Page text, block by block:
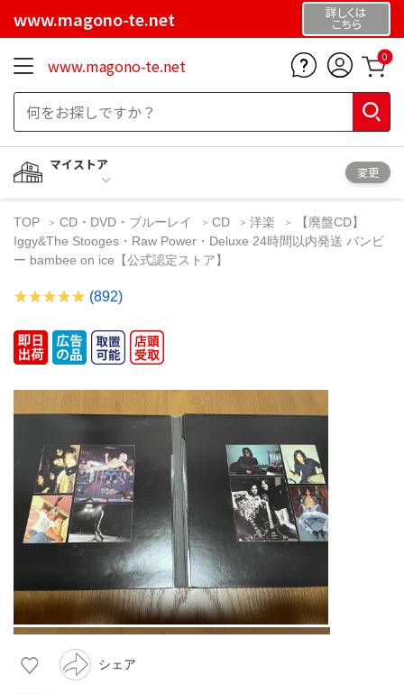
www.magono-te.net 詳しくは
こちら
www.magono-te.net 0
マイストア
変更
TOP CD・DVD・ブルーレイ CD 洋楽
【廃盤CD】
Iggy&The Stooges・Raw Power・Deluxe 24時間以内発送 バンビ
ー bambee on ice【公式認定ストア】
(892)
シェア